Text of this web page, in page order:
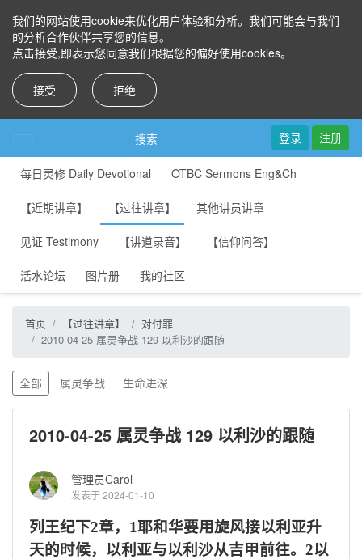
我们的网站使用cookie来优化用户体验和分析。我们可能会与我们
的分析合作伙伴共享您的信息。
点击接受,即表示您同意我们根据您的偏好使用cookies。
接受 拒绝
搜索 登录 注册
每日灵修 Daily Devotional OTBC Sermons Eng&Ch
【近期讲章】 【过往讲章】 其他讲员讲章
见证 Testimony 【讲道录音】 【信仰问答】
活水论坛 图片册 我的社区
首页 【过往讲章】
对付罪
2010-04-25 属灵争战 129 以利沙的跟随
全部 属灵争战 生命进深
2010-04-25 属灵争战 129 以利沙的跟随
管理员Carol
发表于 2024-01-10
列王纪下2章，1耶和华要用旋风接以利亚升
天的时候，以利亚与以利沙从吉甲前往。 2以